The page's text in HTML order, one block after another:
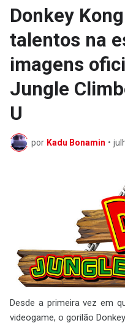
Donkey
talentos na
imagens
Jungle
U
por Kadu Bonamin •
Desde a primeira vez em
videogame, o gorilão